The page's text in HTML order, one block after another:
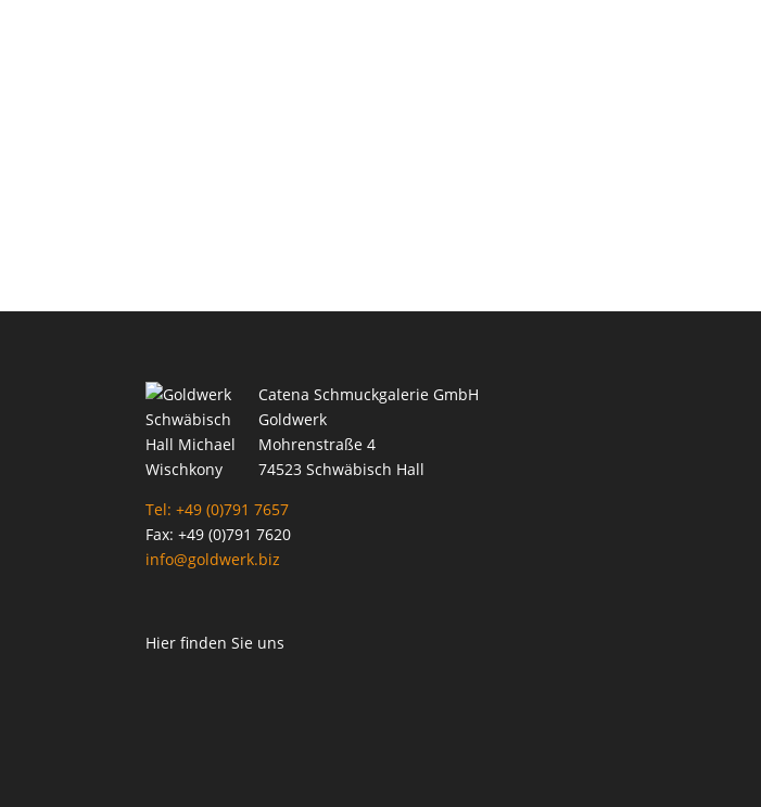
Catena Schmuckgalerie GmbH
Goldwerk
Mohrenstraße 4
74523 Schwäbisch Hall
Tel: +49 (0)791 7657
Fax: +49 (0)791 7620
info@goldwerk.biz
Hier finden Sie uns